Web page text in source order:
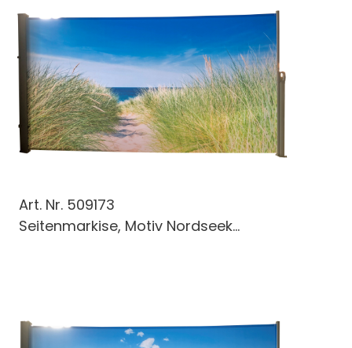
Art. Nr. 509173
Seitenmarkise, Motiv Nordseek...